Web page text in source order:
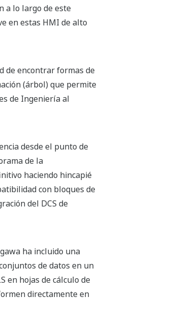
a lo largo de este
en estas HMI de alto
de encontrar formas de
(árbol) que permite
de Ingeniería al
desde el punto de
de la
haciendo hincapié
con bloques de
del DCS de
ha incluido una
de datos en un
en hojas de cálculo de
directamente en